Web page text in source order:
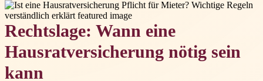
Rechtslage: Wann eine
Hausratversicherung nötig sein
kann